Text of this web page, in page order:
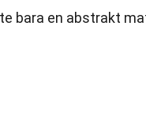
bara en abstrakt